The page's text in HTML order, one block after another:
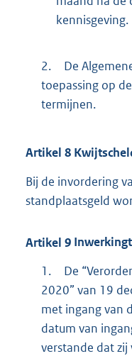
kennisgeving.
2.
De
toepassing op
termijnen.
Artikel 8
Bij de invordering
standplaatsgeld
Artikel 9
1.
De
2020” van 19
met ingang van
datum van
verstande dat